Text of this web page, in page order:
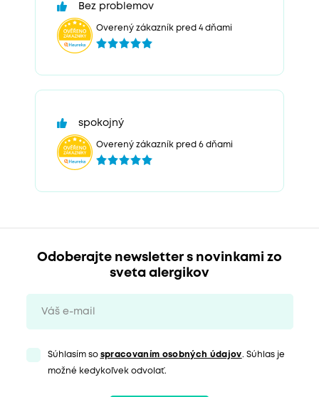
Bez problemov
Overený zákazník pred 4 dňami
spokojný
Overený zákazník pred 6 dňami
Odoberajte newsletter s novinkami zo
sveta alergikov
Súhlasím so spracovaním osobných údajov. Súhlas je
možné kedykoľvek odvolať.